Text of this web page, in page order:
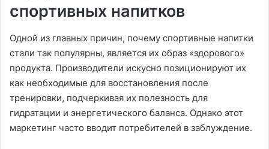
спортивных напитков
Одной из главных причин, почему спортивные напитки
стали так популярны, является их образ «здорового»
продукта. Производители искусно позиционируют их
как необходимые для восстановления после
тренировки, подчеркивая их полезность для
гидратации и энергетического баланса. Однако этот
маркетинг часто вводит потребителей в заблуждение.